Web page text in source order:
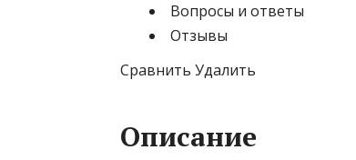
Вопросы и ответы
Отзывы
Сравнить Удалить
Описание